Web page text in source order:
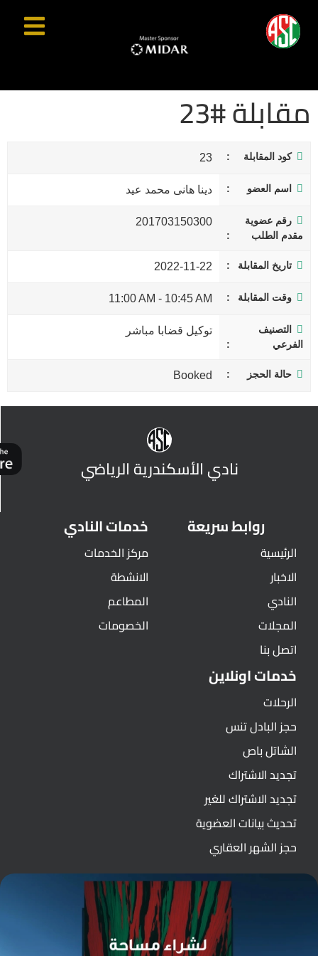
مقابلة #23
كود المقابلة 23
اسم العضو دينا هانى محمد عيد
رقم عضوية
مقدم الطلب
201703150300
تاريخ المقابلة 2022-11-22
وقت المقابلة 10:45 AM
-
11:00 AM
التصنيف
الفرعي
توكيل قضابا مباشر
حالة الحجز Booked
نادي الأسكندرية الرياضي
روابط سريعة
الرئيسية
الاخبار
النادي
المجلات
اتصل بنا
خدمات النادي
مركز الخدمات
الانشطة
المطاعم
الخصومات
خدمات اونلاين
الرحلات
حجز البادل تنس
الشاتل باص
تجديد الاشتراك
تجديد الاشتراك للغير
تحديث بيانات العضوية
حجز الشهر العقاري